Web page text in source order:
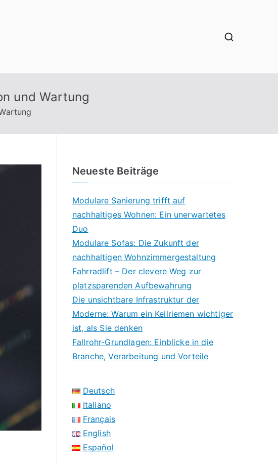
und Wartung
Neueste Beiträge
Modulare Sanierung trifft auf
nachhaltiges Wohnen: Ein unerwartetes
Duo
Modulare Sofas: Die Zukunft der
nachhaltigen Wohnzimmergestaltung
Fahrradlift – Der clevere Weg zur
platzsparenden Aufbewahrung
Die unsichtbare Infrastruktur der
Moderne: Warum ein Keilriemen wichtiger
ist, als Sie denken
Fallrohr-Grundlagen: Einblicke in die
Branche, Verarbeitung und Vorteile
Deutsch
Italiano
Français
English
Español